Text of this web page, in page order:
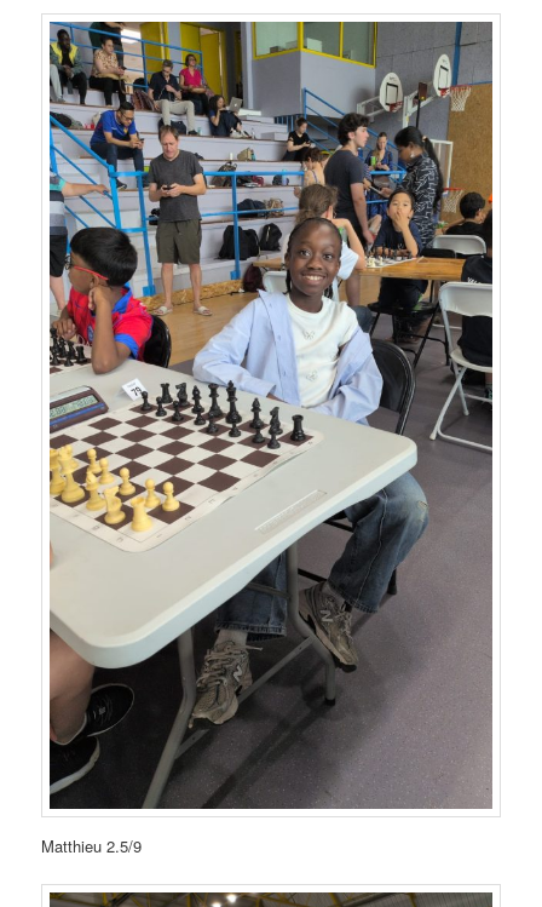
Matthieu 2.5/9